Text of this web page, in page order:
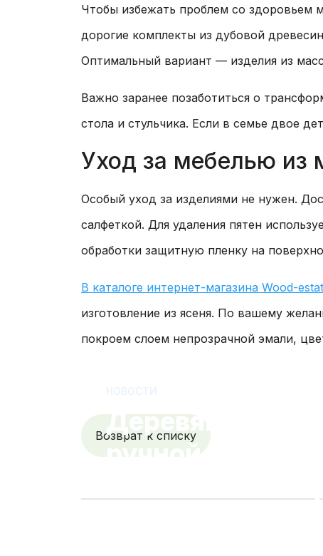
Чтобы избежать проблем со здоровьем
дорогие комплекты из дубовой
Оптимальный вариант — изделия из
Важно заранее позаботиться о
стола и стульчика. Если в семье двое
Уход за мебелью из
Особый уход за изделиями не нужен.
салфеткой. Для удаления пятен
обработки защитную пленку на
В каталоге интернет-магазина Wood-
изготовление из ясеня. По вашему
покроем слоем непрозрачной эмали,
Возврат к списку
НОВОСТИ